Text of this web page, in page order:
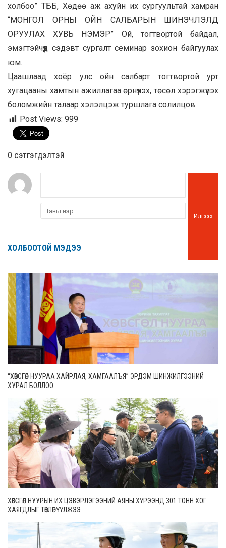
холбоо” ТББ, Хөдөө аж ахуйн их сургуультай хамран
“МОНГОЛ ОРНЫ ОЙН САЛБАРЫН ШИНЭЧЛЭЛД
ОРУУЛАХ ХУВЬ НЭМЭР” Ой, тогтвортой байдал,
эмэгтэйчүүд сэдэвт сургалт семинар зохион байгуулах
юм.
Цаашлаад хоёр улс ойн салбарт тогтвортой урт
хугацааны хамтын ажиллагаа өрнүүлэх, төсөл хэрэгжүүлэх
боломжийн талаар хэлэлцэж туршлага солилцов.
Post Views: 999
0 cэтгэгдэлтэй
Илгээх
ХОЛБООТОЙ МЭДЭЭ
“ХӨВСГӨЛ НУУРАА ХАЙРЛАЯ, ХАМГААЛЪЯ” ЭРДЭМ ШИНЖИЛГЭЭНИЙ
ХУРАЛ БОЛЛОО
ХӨВСГӨЛ НУУРЫН ИХ ЦЭВЭРЛЭГЭЭНИЙ АЯНЫ ХҮРЭЭНД 301 ТОНН ХОГ
ХАЯГДЛЫГ ТӨВЛӨРҮҮЛЖЭЭ